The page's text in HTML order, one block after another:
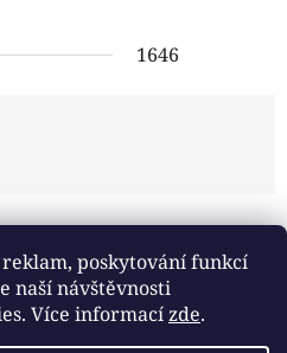
poskytování funkcí
naší návštěvnosti
Více informacízde.
1646